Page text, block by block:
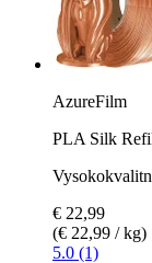
AzureFilm
PLA Silk
€ 22,99
(€ 22,99 / kg)
5.0 (1)